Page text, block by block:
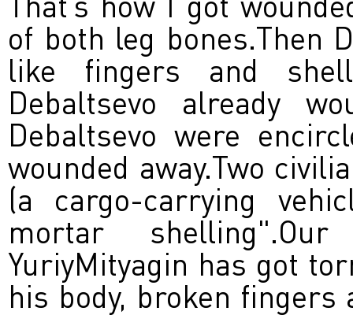
of both leg bones.Then
like fingers and
Debaltsevo already
Debaltsevo were
wounded away.Two
(a cargo-carrying
mortar
YuriyMityagin has got
his body, broken fingers